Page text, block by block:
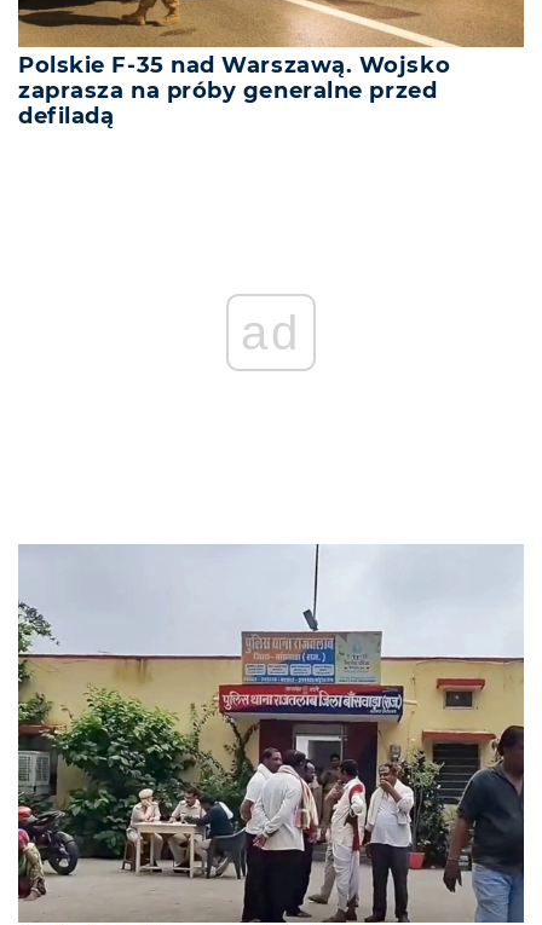
Polskie F-35 nad Warszawą. Wojsko
zaprasza na próby generalne przed
defiladą
ad